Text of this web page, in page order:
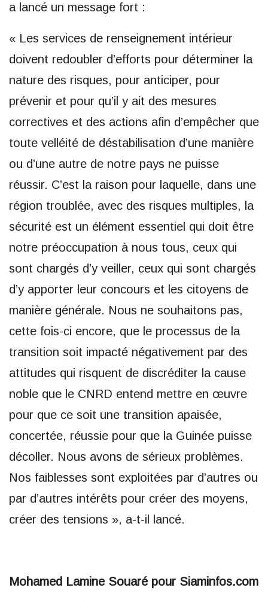
a lancé un message fort :
« Les services de renseignement intérieur
doivent redoubler d’efforts pour déterminer la
nature des risques, pour anticiper, pour
prévenir et pour qu’il y ait des mesures
correctives et des actions afin d’empêcher que
toute velléité de déstabilisation d’une manière
ou d’une autre de notre pays ne puisse
réussir. C’est la raison pour laquelle, dans une
région troublée, avec des risques multiples, la
sécurité est un élément essentiel qui doit être
notre préoccupation à nous tous, ceux qui
sont chargés d’y veiller, ceux qui sont chargés
d’y apporter leur concours et les citoyens de
manière générale. Nous ne souhaitons pas,
cette fois-ci encore, que le processus de la
transition soit impacté négativement par des
attitudes qui risquent de discréditer la cause
noble que le CNRD entend mettre en œuvre
pour que ce soit une transition apaisée,
concertée, réussie pour que la Guinée puisse
décoller. Nous avons de sérieux problèmes.
Nos faiblesses sont exploitées par d’autres ou
par d’autres intérêts pour créer des moyens,
créer des tensions », a-t-il lancé.
Mohamed Lamine Souaré pour Siaminfos.com